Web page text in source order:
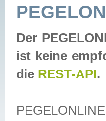
Der
ist keine
die REST-API.